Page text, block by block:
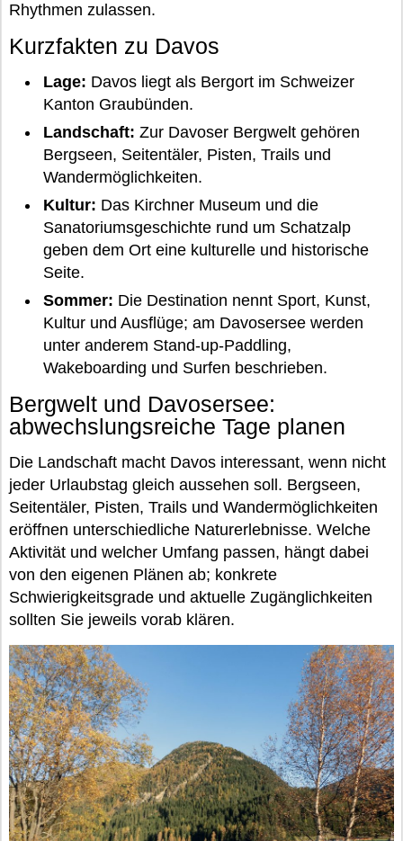
Rhythmen zulassen.
Kurzfakten zu Davos
Lage: Davos liegt als Bergort im Schweizer
Kanton Graubünden.
Landschaft: Zur Davoser Bergwelt gehören
Bergseen, Seitentäler, Pisten, Trails und
Wandermöglichkeiten.
Kultur: Das Kirchner Museum und die
Sanatoriumsgeschichte rund um Schatzalp
geben dem Ort eine kulturelle und historische
Seite.
Sommer: Die Destination nennt Sport, Kunst,
Kultur und Ausflüge; am Davosersee werden
unter anderem Stand-up-Paddling,
Wakeboarding und Surfen beschrieben.
Bergwelt und Davosersee:
abwechslungsreiche Tage planen
Die Landschaft macht Davos interessant, wenn nicht
jeder Urlaubstag gleich aussehen soll. Bergseen,
Seitentäler, Pisten, Trails und Wandermöglichkeiten
eröffnen unterschiedliche Naturerlebnisse. Welche
Aktivität und welcher Umfang passen, hängt dabei
von den eigenen Plänen ab; konkrete
Schwierigkeitsgrade und aktuelle Zugänglichkeiten
sollten Sie jeweils vorab klären.